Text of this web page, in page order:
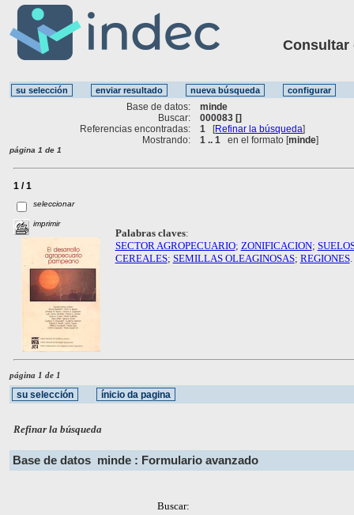
Consultar
Base de datos:
minde
Buscar:
000083 []
Referencias encontradas:
1 [Refinar la búsqueda]
Mostrando:
1 .. 1 en el formato [minde]
página 1 de 1
1 / 1
seleccionar
imprimir
Palabras claves:
SECTOR AGROPECUARIO; ZONIFICACION;
CEREALES; SEMILLAS OLEAGINOSAS; REGIONES.
página 1 de 1
Refinar la búsqueda
Base de datos minde : Formulario avanzado
Buscar: